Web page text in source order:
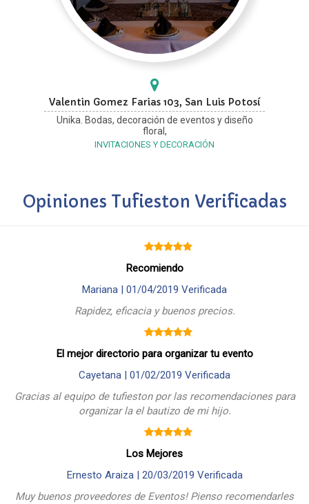
Valentin Gomez Farias 103, San Luis Potosí
Unika. Bodas, decoración de eventos y diseño
floral,
INVITACIONES Y DECORACIÓN
Opiniones Tufieston Verificadas
Recomiendo
Mariana | 01/04/2019 Verificada
Rapidez, eficacia y buenos precios.
El mejor directorio para organizar tu evento
Cayetana | 01/02/2019 Verificada
Gracias al equipo de tufieston por las recomendaciones para
organizar la el bautizo de mi hijo.
Los Mejores
Ernesto Araiza | 20/03/2019 Verificada
Muy buenos proveedores de Eventos! Pienso recomendarles